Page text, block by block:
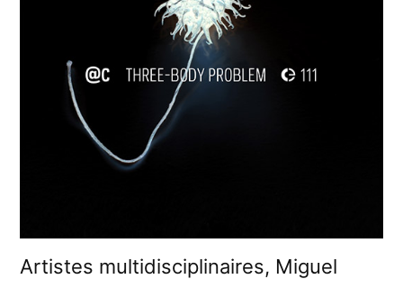
Artistes multidisciplinaires, Miguel